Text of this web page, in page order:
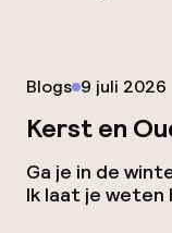
Arthur’s Seat
de stad ga je
vulkaan
Blogs 9 juli 2026
Kerst en
Ga je in de
Ik laat je